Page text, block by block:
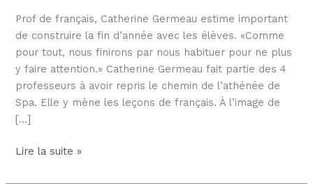
Prof de français, Catherine Germeau estime important
de construire la fin d’année avec les élèves. «Comme
pour tout, nous finirons par nous habituer pour ne plus
y faire attention.» Catherine Germeau fait partie des 4
professeurs à avoir repris le chemin de l’athénée de
Spa. Elle y mène les leçons de français. À l’image de
[…]
Lire la suite »